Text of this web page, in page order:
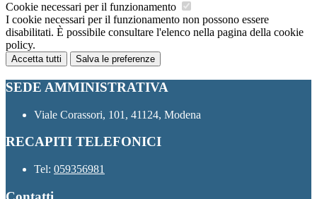
Cookie necessari per il funzionamento
I cookie necessari per il funzionamento non possono essere
disabilitati. È possibile consultare l'elenco nella pagina della cookie
policy.
Accetta tutti Salva le preferenze
SEDE AMMINISTRATIVA
Viale Corassori, 101, 41124, Modena
RECAPITI TELEFONICI
Tel: 059356981